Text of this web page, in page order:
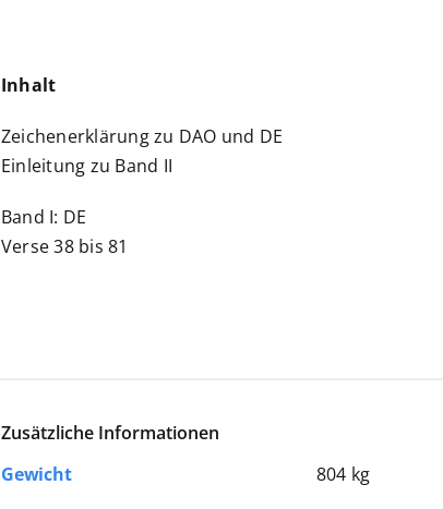
Inhalt
Zeichenerklärung zu DAO und DE
Einleitung zu Band II
Band I: DE
Verse 38 bis 81
Zusätzliche Informationen
Gewicht
804 kg